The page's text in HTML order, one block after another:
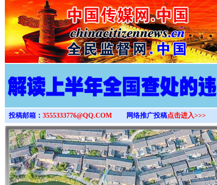
>
投稿邮箱： 3555333776@QQ.COM 网络推广投稿点击进入>>>